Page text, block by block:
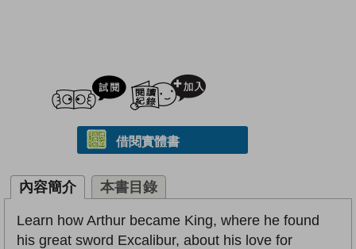
試閲
借閱實體書
內容簡介 本書目錄
Learn how Arthur became King, where he found
his great sword Excalibur, about his love for